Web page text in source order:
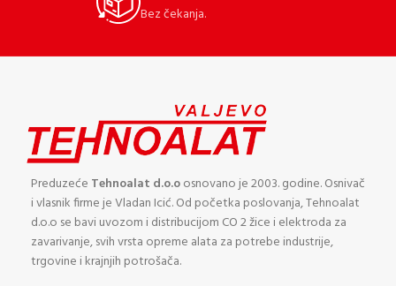
Bez čekanja.
Preduzeće Tehnoalat d.o.oosnovano je 2003. godine. Osnivač
i vlasnik firme je Vladan Icić. Od početka poslovanja, Tehnoalat
d.o.o se bavi uvozom i distribucijom CO 2 žice i elektroda za
zavarivanje, svih vrsta opreme alata za potrebe industrije,
trgovine i krajnjih potrošača.